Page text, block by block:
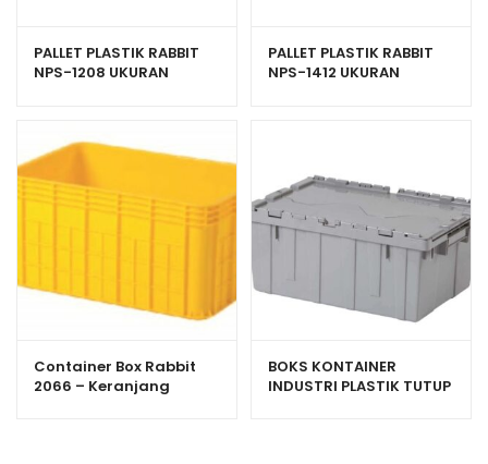
PALLET PLASTIK RABBIT
NPS-1208 UKURAN
PALLET PLASTIK RABBIT
NPS-1412 UKURAN
Container Box Rabbit
2066 – Keranjang
BOKS KONTAINER
INDUSTRI PLASTIK TUTUP